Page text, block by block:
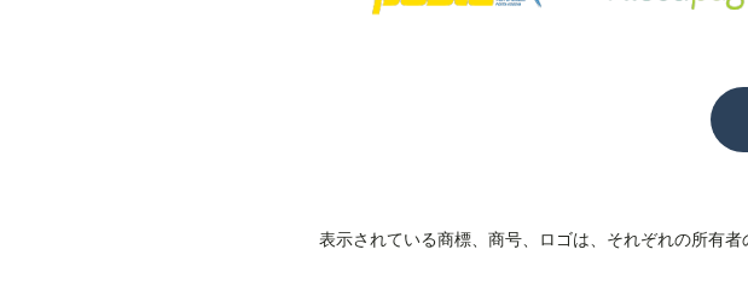
表示されている商標、商号、ロゴは、それぞれの所有